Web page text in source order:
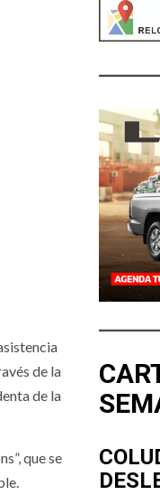
de la
de la
que se